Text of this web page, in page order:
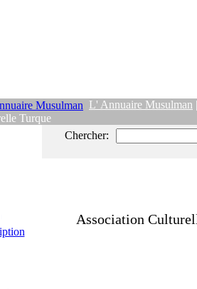
L' Annuaire Musulman
Turque
Chercher:
Association